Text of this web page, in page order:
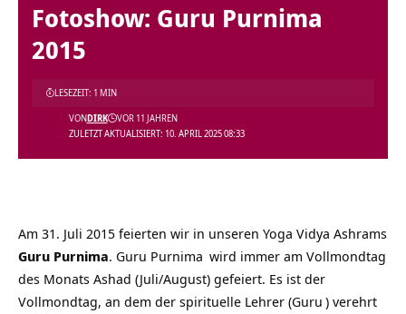
Fotoshow: Guru Purnima
2015
ZULETZT AKTUALISIERT: 10. APRIL 2025 08:33
VONDIRK VOR 11 JAHREN
LESEZEIT: 1 MIN
Am 31. Juli 2015 feierten wir in unseren Yoga Vidya Ashrams
Guru Purnima. Guru Purnima wird immer am Vollmondtag
des Monats Ashad (Juli/August) gefeiert. Es ist der
Vollmondtag, an dem der spirituelle Lehrer (Guru ) verehrt